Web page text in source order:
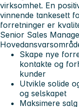
virksomhet. En
vinnende tankesett
forretninger er
Senior Sales
Skape nye
kontakte og
kunder
Utvikle solide
og selskapet
Maksimere